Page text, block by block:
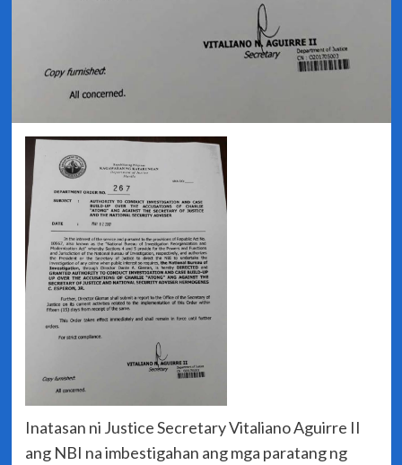
Inatasan ni Justice Secretary Vitaliano Aguirre II
ang NBI na imbestigahan ang mga paratang ng